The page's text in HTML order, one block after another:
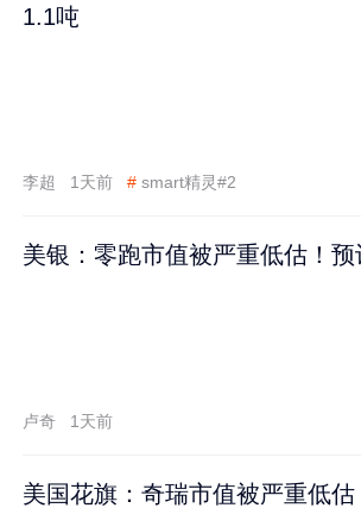
1.1吨
李超 1天前 # smart精灵#2
美银：零跑市值被严重低估！
卢奇 1天前
美国花旗：奇瑞市值被严重低